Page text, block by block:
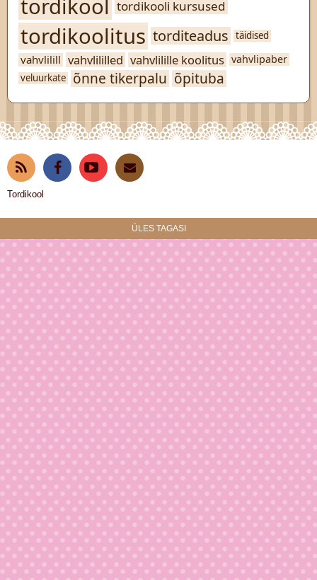
tordikool tordikooli kursused
tordikoolitus torditeadus täidised
vahvlilill vahvlililled vahvlilille koolitus vahvlipaber
veluurkate õnne tikerpalu õpituba
RSS
ebo
ok
Tub
e
akte
eru
Tordikool
ÜLES TAGASI